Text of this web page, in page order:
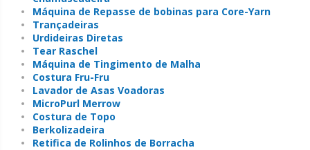
Máquina de Repasse de bobinas para Core-Yarn
Trançadeiras
Urdideiras Diretas
Tear Raschel
Máquina de Tingimento de Malha
Costura Fru-Fru
Lavador de Asas Voadoras
MicroPurl Merrow
Costura de Topo
Berkolizadeira
Retifica de Rolinhos de Borracha